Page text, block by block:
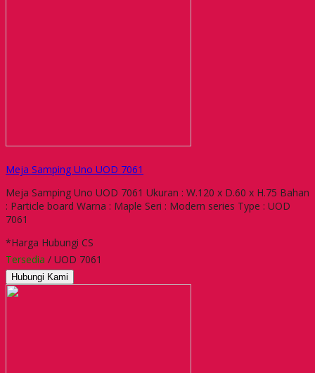
Meja Samping Uno UOD 7061
Meja Samping Uno UOD 7061 Ukuran : W.120 x D.60 x H.75 Bahan
: Particle board Warna : Maple Seri : Modern series Type : UOD
7061
*Harga Hubungi CS
Tersedia / UOD 7061
Hubungi Kami